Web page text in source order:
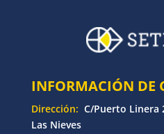
INFORMACIÓN DE
Dirección: C/Puerto Linera
Las Nieves